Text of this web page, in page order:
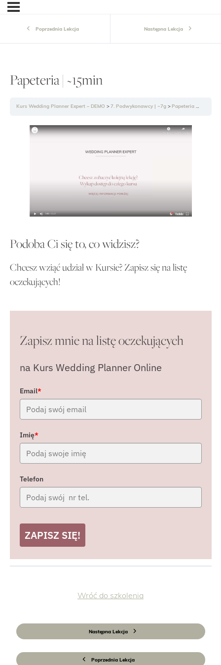
Poprzednia Lekcja Następna Lekcja
Papeteria | ~15min
Kurs Wedding Planner Expert – DEMO 7. Podwykonawcy | ~7g Papeteria | ~15min
Podoba Ci się to, co widzisz?
Chcesz wziąć udział w Kursie? Zapisz się na listę
oczekujących!
Zapisz mnie na listę oczekujących
na Kurs Wedding Planner Online
Email*
Imię*
Telefon
ZAPISZ SIĘ!
Poprzednia Lekcja
Wróć do szkolenia
Następna Lekcja